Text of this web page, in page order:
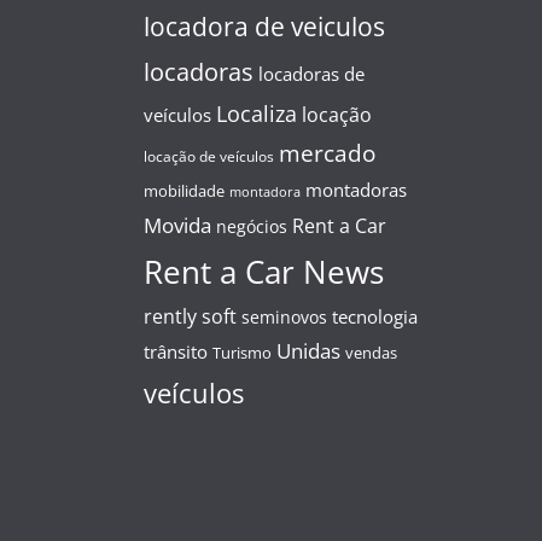
locadora de veiculos
locadoras locadoras de
veículos Localiza locação
locação de veículos mercado
mobilidade montadora montadoras
Movida negócios Rent a Car
Rent a Car News
rently soft seminovos tecnologia
trânsito Turismo Unidas vendas
veículos